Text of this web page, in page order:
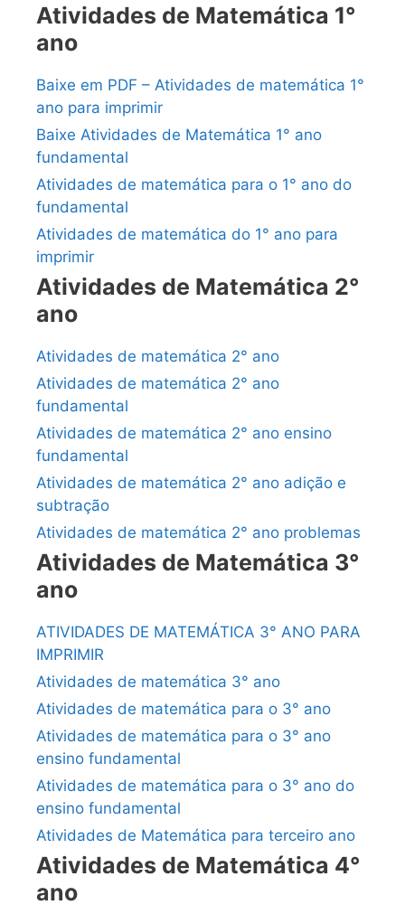
Atividades de Matemática 1°
ano
Baixe em PDF – Atividades de matemática 1°
ano para imprimir
Baixe Atividades de Matemática 1° ano
fundamental
Atividades de matemática para o 1° ano do
fundamental
Atividades de matemática do 1° ano para
imprimir
Atividades de Matemática 2°
ano
Atividades de matemática 2° ano
Atividades de matemática 2° ano
fundamental
Atividades de matemática 2° ano ensino
fundamental
Atividades de matemática 2° ano adição e
subtração
Atividades de matemática 2° ano problemas
Atividades de Matemática 3°
ano
ATIVIDADES DE MATEMÁTICA 3° ANO PARA
IMPRIMIR
Atividades de matemática 3° ano
Atividades de matemática para o 3° ano
Atividades de matemática para o 3° ano
ensino fundamental
Atividades de matemática para o 3° ano do
ensino fundamental
Atividades de Matemática para terceiro ano
Atividades de Matemática 4°
ano